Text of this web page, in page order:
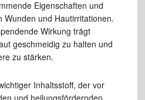
Eigenschaften und
Wunden und Hautirritationen.
Wirkung trägt
geschmeidig zu halten und
zu stärken.
Inhaltsstoff, der vor